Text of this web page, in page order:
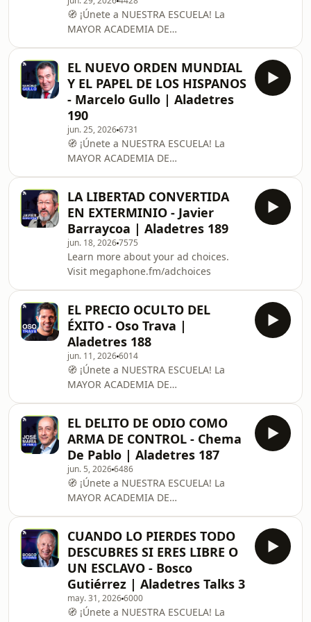
profesor titular de la Universidad de
Granada que compagina su labor
asistencial en el Hospital
🧭 ¡Únete a NUESTRA ESCUELA! La
MAYOR ACADEMIA DE
(DESCUENTO 20% con CÓDIGO
"ALADETRES") --------------------------------
-----------------------------------------En este
Aladetres Talks participan: María
Calvo Charro es una influyente jurista,
escritora y profesora de Derecho
Administrativo en la Universidad
Carlos III de Madrid que, tras
EL NUEVO ORDEN MUNDIAL
Y EL PAPEL DE LOS HISPANOS
- Marcelo Gullo | Aladetres
190
jun. 25, 20266731
🧭 ¡Únete a NUESTRA ESCUELA! La
MAYOR ACADEMIA DE
(DESCUENTO 20% con CÓDIGO
"ALADETRES") --------------------------------
-----------------------------------------
Marcelo Gullo Omodeo es un
influyente politólogo, historiador y
profesor argentino, reconocido
internacionalmente por desarrollar la
teoría de la insubordinación
fundante, la cu
LA LIBERTAD CONVERTIDA
EN EXTERMINIO - Javier
Barraycoa | Aladetres 189
jun. 18, 20267575
Learn more about your ad choices.
Visit megaphone.fm/adchoices
EL PRECIO OCULTO DEL
ÉXITO - Oso Trava |
Aladetres 188
jun. 11, 20266014
🧭 ¡Únete a NUESTRA ESCUELA! La
MAYOR ACADEMIA DE
(DESCUENTO 20% con CÓDIGO
"ALADETRES") --------------------------------
----------------------------------------- Oso
Trava es un empresario mexicano con
un MBA de Stanford que dejó Wall
Street para fundar startups de alto
impacto y crear Cracks Podcast, el
programa de negocios y
productividad más e
EL DELITO DE ODIO COMO
ARMA DE CONTROL - Chema
De Pablo | Aladetres 187
jun. 5, 20266486
🧭 ¡Únete a NUESTRA ESCUELA! La
MAYOR ACADEMIA DE
(DESCUENTO 20% con CÓDIGO
"ALADETRES")---------------------------------
----------------------------------------José
María de Pablo es uno de los
abogados penalistas más influyentes
de España, célebre por liderar
CUANDO LO PIERDES TODO
DESCUBRES SI ERES LIBRE O
UN ESCLAVO - Bosco
Gutiérrez | Aladetres Talks 3
may. 31, 20266000
🧭 ¡Únete a NUESTRA ESCUELA! La